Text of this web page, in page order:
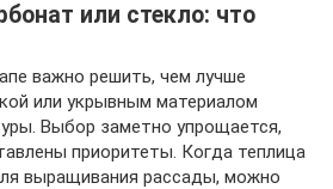
или стекло: что
важно решить, чем лучше
или укрывным материалом
Выбор заметно упрощается,
приоритеты. Когда теплица
выращивания рассады, можно